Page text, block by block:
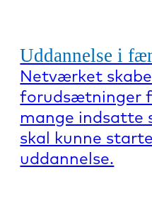
Uddannelse i
Netværket
forudsætninger
mange indsatte
skal kunne
uddannelse.